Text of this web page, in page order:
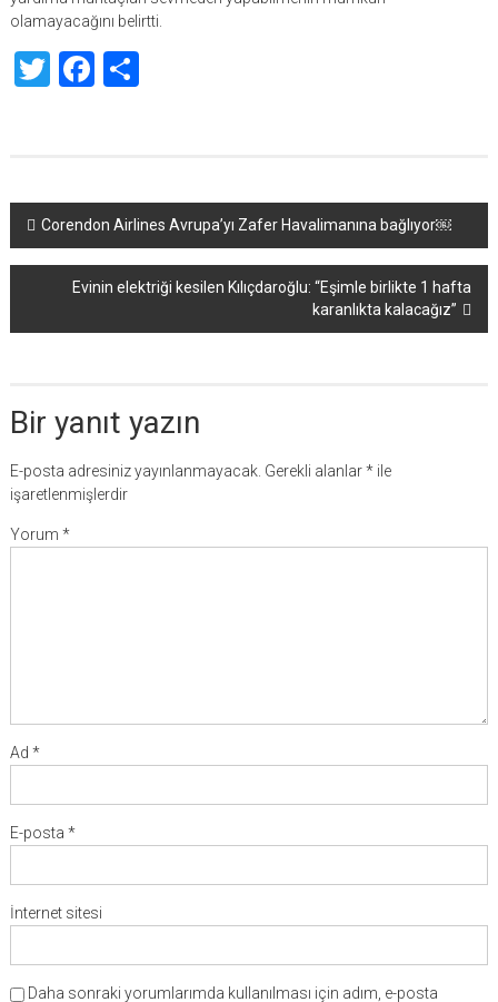
olamayacağını belirtti.
TwitterFacebook
Share
Yazı
dolaşımı
Corendon Airlines Avrupa’yı Zafer Havalimanına bağlıyor￼
Evinin elektriği kesilen Kılıçdaroğlu: “Eşimle birlikte 1 hafta
karanlıkta kalacağız”
Bir yanıt yazın
E-posta adresiniz yayınlanmayacak. Gerekli alanlar*ile
işaretlenmişlerdir
Yorum *
Ad *
E-posta *
İnternet sitesi
Daha sonraki yorumlarımda kullanılması için adım, e-posta